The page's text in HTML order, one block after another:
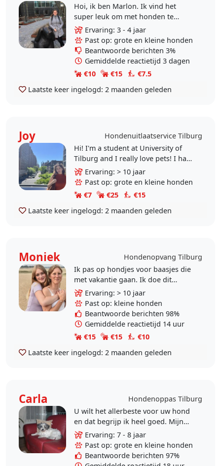
Hoi, ik ben Marlon. Ik vind het
super leuk om met honden te
werken en wil hier later ook zeker
mijn beroep van maken. Tot nu toe
heb ik veel op de..
Ervaring: 3 - 4 jaar
Past op: grote en kleine honden
Beantwoorde berichten 3%
Gemiddelde reactietijd 3 dagen
€10
€15
€7.5
Laatste keer ingelogd: 2 maanden geleden
Joy
Hondenuitlaatservice Tilburg
Hi! I'm a student at University of
Tilburg and I really love pets! I had
a shepherd for more than 10 years
and I used to take care of my..
Ervaring: > 10 jaar
Past op: grote en kleine honden
€7
€25
€15
Laatste keer ingelogd: 2 maanden geleden
Moniek
Hondenopvang Tilburg
Ik pas op hondjes voor baasjes die
met vakantie gaan. Ik doe dit
ondertussen al een aantal jaar
samen met mijn gezin. Ik heb een
vriend en 2 dochters..
Ervaring: > 10 jaar
Past op: kleine honden
Beantwoorde berichten 98%
Gemiddelde reactietijd 14 uur
€15
€15
€10
Laatste keer ingelogd: 2 maanden geleden
Carla
Hondenoppas Tilburg
U wilt het allerbeste voor uw hond
en dat begrijp ik heel goed. Mijn
hond heb ik ruim 18 jaar bij me
mogen hebben. Het afscheid viel zo
zwaar dat ik..
Ervaring: 7 - 8 jaar
Past op: grote en kleine honden
Beantwoorde berichten 97%